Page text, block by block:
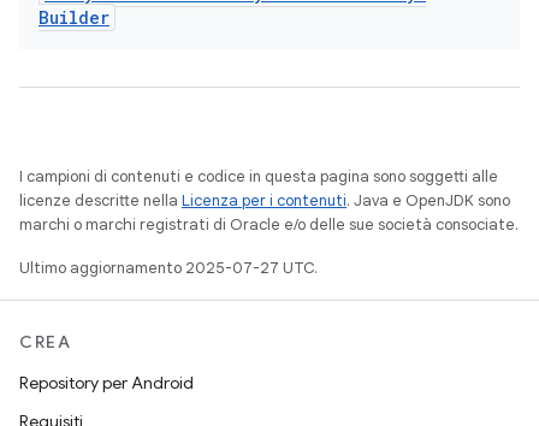
Builder
I campioni di contenuti e codice in questa pagina sono soggetti alle
licenze descritte nella Licenza per i contenuti. Java e OpenJDK sono
marchi o marchi registrati di Oracle e/o delle sue società consociate.
Ultimo aggiornamento 2025-07-27 UTC.
CREA
Repository per Android
Requisiti